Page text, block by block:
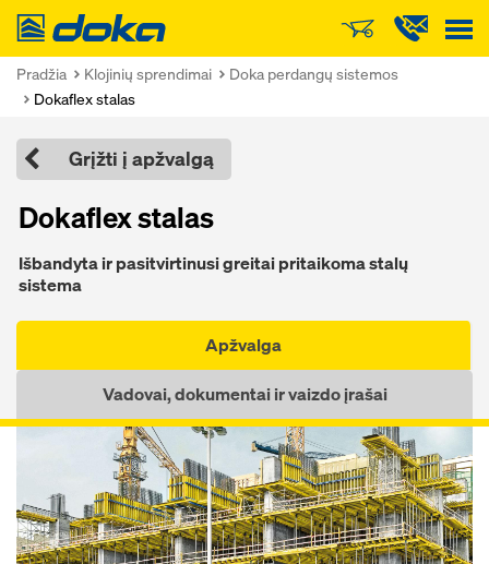
Doka
Pradžia Klojinių sprendimai
Doka perdangų sistemos
Dokaflex stalas
Grįžti į apžvalgą
Dokaflex stalas
Išbandyta ir pasitvirtinusi greitai pritaikoma stalų
sistema
Apžvalga
Vadovai, dokumentai ir vaizdo įrašai